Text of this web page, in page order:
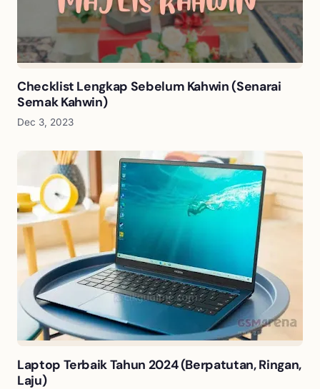
Checklist Lengkap Sebelum Kahwin (Senarai
Semak Kahwin)
Dec 3, 2023
Laptop Terbaik Tahun 2024 (Berpatutan, Ringan,
Laju)